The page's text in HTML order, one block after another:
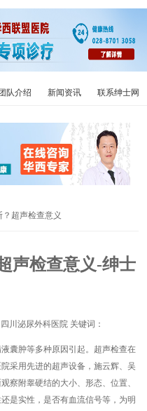
队介绍 新闻资讯 联系绅士网
超声检查意义
声检查意义-绅士
川泌尿外科医院 关键词：
囊肿等多种原因引起。超声检查在
采用先进的超声设备，施云辉、吴
察附睾硬结的大小、形态、位置、
是实性，是否有血流信号等，为明